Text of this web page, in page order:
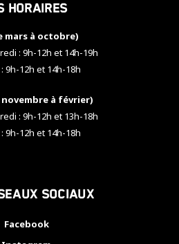
horaires
mars à octobre)
: 9h-12h et 14h-19h
9h-12h et 14h-18h
novembre à février)
: 9h-12h et 13h-18h
9h-12h et 14h-18h
sociaux
Facebook